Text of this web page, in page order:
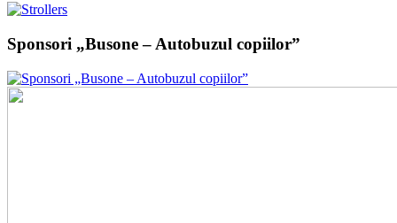
Sponsori „Busone – Autobuzul copiilor”